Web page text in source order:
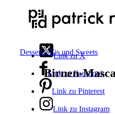
Link zu X
Link zu Facebook
Link zu Pinterest
Link zu Instagram
Desserts, Eis und Sweets
Birnen-